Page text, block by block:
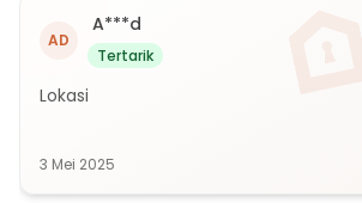
AD
A***d
Tertarik
Lokasi
3 Mei 2025